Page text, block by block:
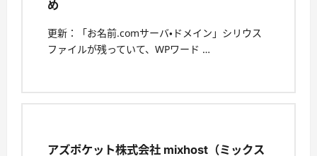
め
更新：「お名前.comサーバ・ドメイン」シリウス
ファイルが残っていて、WPワード …
アズポケット株式会社 mixhost（ミックス